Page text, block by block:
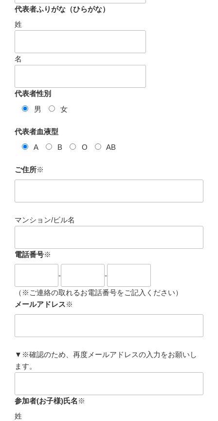
代表者ふりがな（ひらがな）
姓
名
代表者性別
男
女
代表者血液型
A
B O AB
ご住所※
マンション/ビル名
電話番号※
- -
（※ご連絡の取れるお電話番号をご記入ください）
メールアドレス※
▼ ※確認のため、再度メールアドレスの入力をお願いし
ます。
参加者(お子様)氏名※
姓